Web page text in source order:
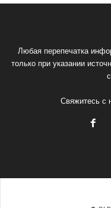
Любая перепечатка
только при указании
Свяжитесь с